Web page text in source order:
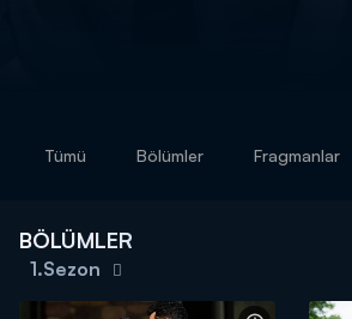
Tümü Bölümler Fragmanlar
BÖLÜMLER
1.Sezon